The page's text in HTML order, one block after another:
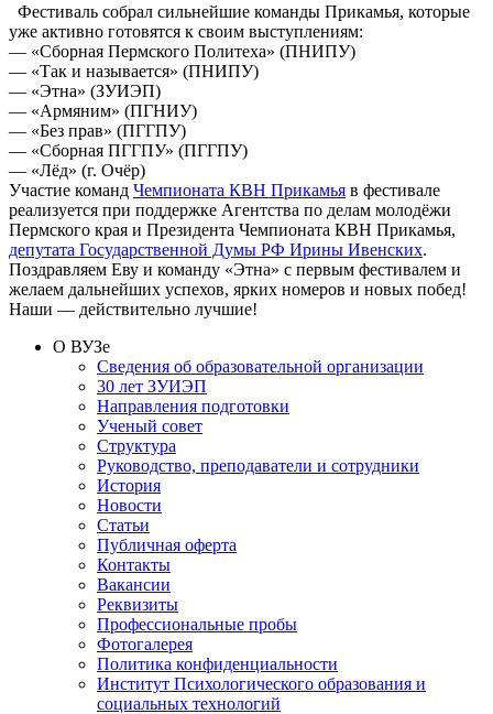
Фестиваль собрал сильнейшие команды Прикамья, которые
уже активно готовятся к своим выступлениям:
— «Сборная Пермского Политеха» (ПНИПУ)
— «Так и называется» (ПНИПУ)
— «Этна» (ЗУИЭП)
— «Армяним» (ПГНИУ)
— «Без прав» (ПГГПУ)
— «Сборная ПГГПУ» (ПГГПУ)
— «Лёд» (г. Очёр)
Участие команд Чемпионата КВН Прикамья в фестивале
реализуется при поддержке Агентства по делам молодёжи
Пермского края и Президента Чемпионата КВН Прикамья,
депутата Государственной Думы РФ Ирины Ивенских.
Поздравляем Еву и команду «Этна» с первым фестивалем и
желаем дальнейших успехов, ярких номеров и новых побед!
Наши — действительно лучшие!
О ВУЗе
Сведения об образовательной организации
30 лет ЗУИЭП
Направления подготовки
Ученый совет
Структура
Руководство, преподаватели и сотрудники
История
Новости
Статьи
Публичная оферта
Контакты
Вакансии
Реквизиты
Профессиональные пробы
Фотогалерея
Политика конфиденциальности
Институт Психологического образования и
социальных технологий